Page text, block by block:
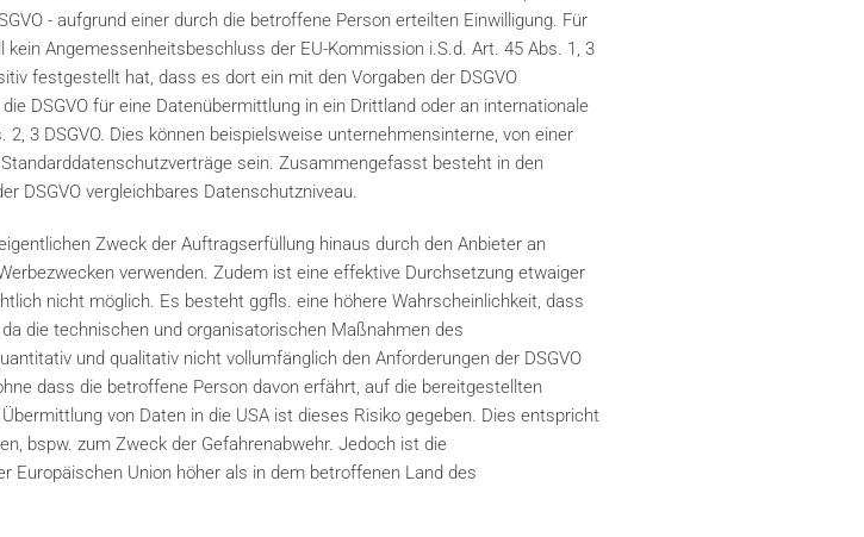
- aufgrund einer durch die betroffene Person erteilten Einwilligung. Für
Angemessenheitsbeschluss der EU-Kommission i.S.d. Art. 45 Abs. 1, 3
festgestellt hat, dass es dort ein mit den Vorgaben der DSGVO
DSGVO für eine Datenübermittlung in ein Drittland oder an internationale
2, 3 DSGVO. Dies können beispielsweise unternehmensinterne, von einer
sein. Zusammengefasst besteht in den
DSGVO vergleichbares Datenschutzniveau.
Zweck der Auftragserfüllung hinaus durch den Anbieter an
verwenden. Zudem ist eine effektive Durchsetzung etwaiger
nicht möglich. Es besteht ggfls. eine höhere Wahrscheinlichkeit, dass
die technischen und organisatorischen Maßnahmen des
und qualitativ nicht vollumfänglich den Anforderungen der DSGVO
dass die betroffene Person davon erfährt, auf die bereitgestellten
von Daten in die USA ist dieses Risiko gegeben. Dies entspricht
bspw. zum Zweck der Gefahrenabwehr. Jedoch ist die
Europäischen Union höher als in dem betroffenen Land des